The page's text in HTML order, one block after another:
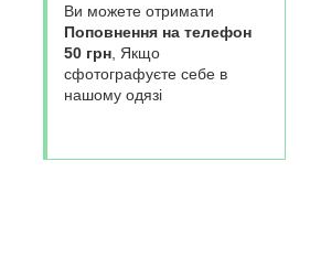
Ви можете отримати
Поповнення на телефон
50 грн, Якщо
сфотографуєте себе в
нашому одязі